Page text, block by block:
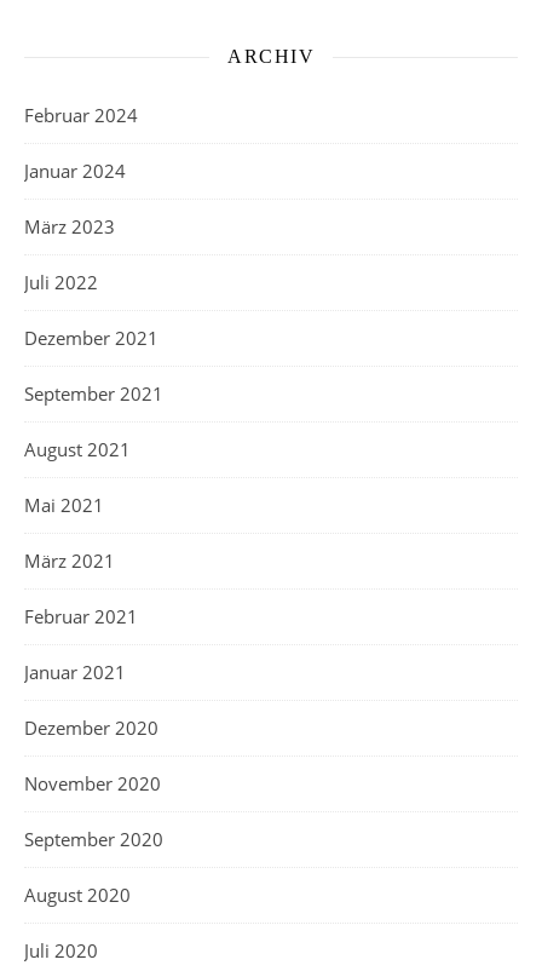
ARCHIV
Februar 2024
Januar 2024
März 2023
Juli 2022
Dezember 2021
September 2021
August 2021
Mai 2021
März 2021
Februar 2021
Januar 2021
Dezember 2020
November 2020
September 2020
August 2020
Juli 2020